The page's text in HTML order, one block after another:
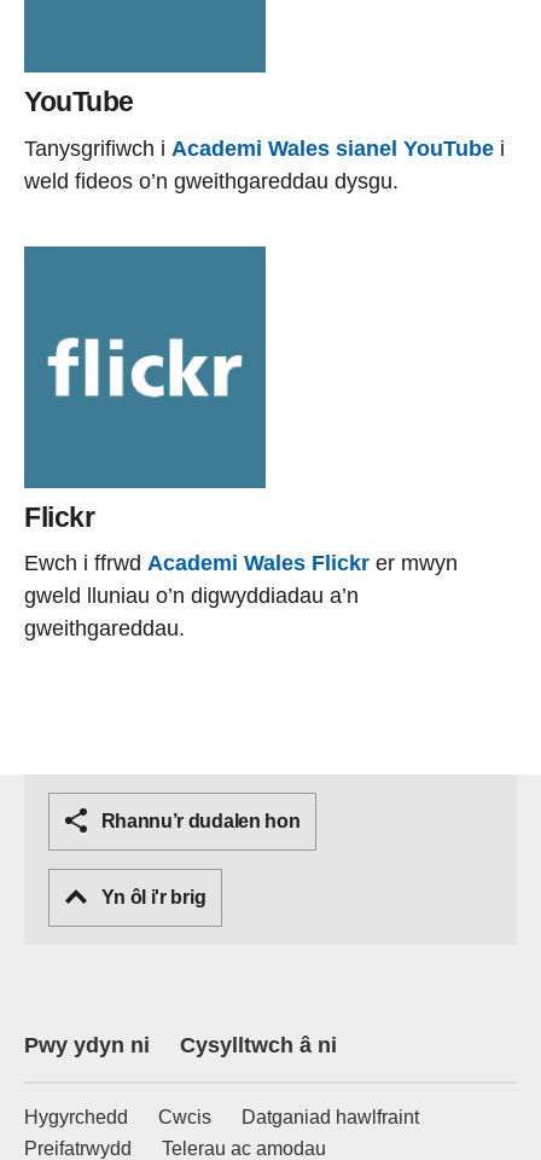
YouTube
Tanysgrifiwch i Academi Wales sianel YouTube i
weld fideos o’n gweithgareddau dysgu.
Flickr
Ewch i ffrwd Academi Wales Flickr er mwyn
gweld lluniau o’n digwyddiadau a’n
gweithgareddau.
Rhannu’r dudalen hon
Yn ôl i'r brig
Pwy ydyn ni Cysylltwch â ni
Hygyrchedd Cwcis
Datganiad hawlfraint
Preifatrwydd
Telerau ac amodau